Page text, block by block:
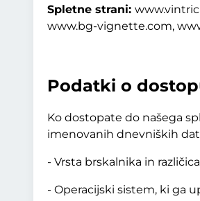
Spletne strani:
www.bg-vignette.com,
Podatki o
Ko dostopate do našega
imenovanih dnevniških
- Vrsta brskalnika in
- Operacijski sistem, ki ga